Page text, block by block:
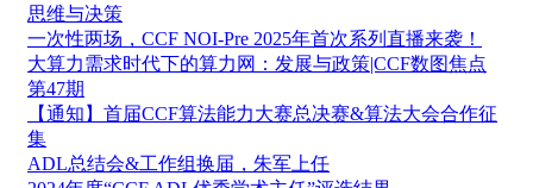
思维与决策
一次性两场，CCF NOI-Pre 2025年首次系列直播来袭！
大算力需求时代下的算力网：发展与政策|CCF数图焦点
第47期
【通知】首届CCF算法能力大赛总决赛&算法大会合作征
集
ADL总结会&工作组换届，朱军上任